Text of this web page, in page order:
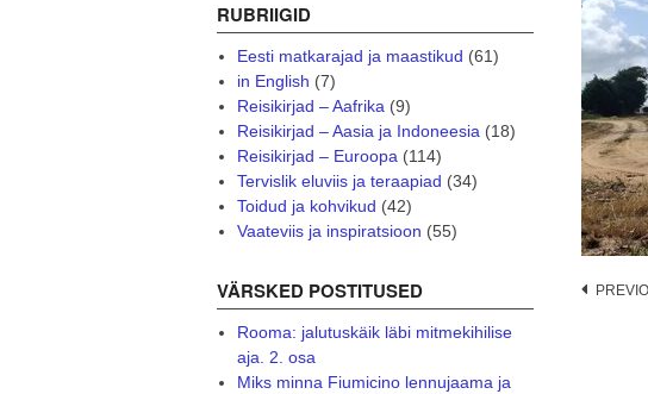
Post
RUBRIIGID
Eesti matkarajad ja maastikud (61)
in English (7)
Reisikirjad – Aafrika(9)
Reisikirjad – Aasia ja Indoneesia(18)
Reisikirjad – Euroopa(114)
Tervislik eluviis ja teraapiad (34)
Toidud ja kohvikud (42)
Vaateviis ja inspiratsioon (55)
VÄRSKED POSTITUSED
Rooma: jalutuskäik läbi mitmekihilise
aja. 2. osa
Miks minna Fiumicino lennujaama ja